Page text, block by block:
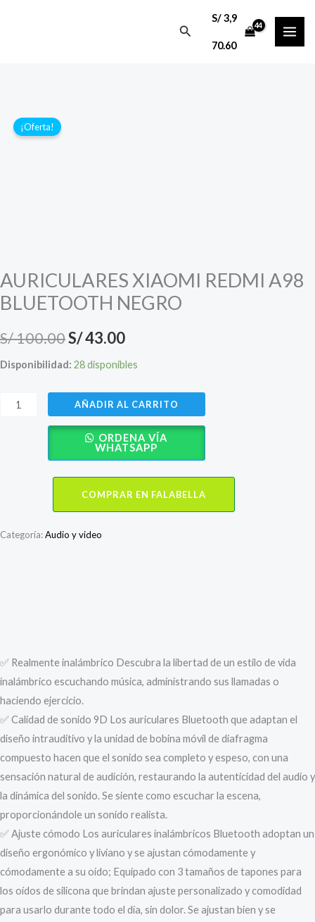
Buscar
S/3,9
70.60
¡Oferta!
AURICULARES XIAOMI REDMI A98
BLUETOOTH NEGRO
S/100.00El
precio
original
era:
S/ 100.00.
S/43.00El
precio
actual
es:
S/ 43.00.
Disponibilidad: 28 disponibles
AURICULARES
BLUETOOTH
AÑADIR AL CARRITO
ORDENA VÍA
WHATSAPP
COMPRAR EN FALABELLA
Categoría:Audio y video
✅ Realmente inalámbrico Descubra la libertad de un estilo de vida
inalámbrico escuchando música, administrando sus llamadas o
haciendo ejercicio.
✅ Calidad de sonido 9D Los auriculares Bluetooth que adaptan el
diseño intrauditivo y la unidad de bobina móvil de diafragma
compuesto hacen que el sonido sea completo y espeso, con una
sensación natural de audición, restaurando la autenticidad del audio y
la dinámica del sonido. Se siente como escuchar la escena,
proporcionándole un sonido realista.
✅ Ajuste cómodo Los auriculares inalámbricos Bluetooth adoptan un
diseño ergonómico y liviano y se ajustan cómodamente y
cómodamente a su oído; Equipado con 3 tamaños de tapones para
los oídos de silicona que brindan ajuste personalizado y comodidad
para usarlo durante todo el día, sin dolor. Se ajustan bien y se